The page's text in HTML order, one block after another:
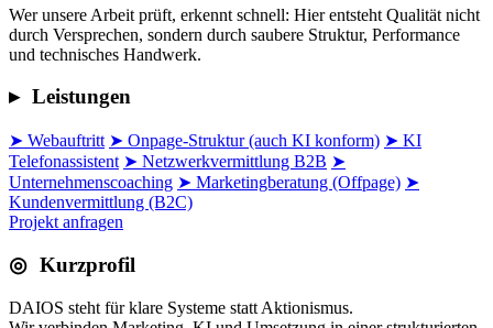
Wer unsere Arbeit prüft, erkennt schnell: Hier entsteht Qualität nicht
durch Versprechen, sondern durch saubere Struktur, Performance
und technisches Handwerk.
▸ Leistungen
➤ Webauftritt ➤ Onpage-Struktur (auch KI konform) ➤ KI
Telefonassistent ➤ Netzwerkvermittlung B2B ➤
Unternehmenscoaching ➤ Marketingberatung (Offpage) ➤
Kundenvermittlung (B2C)
Projekt anfragen
◎ Kurzprofil
DAIOS steht für klare Systeme statt Aktionismus.